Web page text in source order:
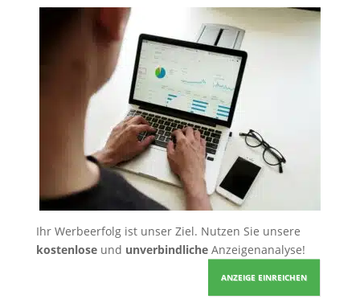
Ihr Werbeerfolg ist unser Ziel. Nutzen Sie unsere
kostenloseund unverbindlicheAnzeigenanalyse!
ANZEIGE EINREICHEN